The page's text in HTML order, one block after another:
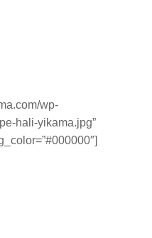
wp-
hali-yikama.jpg”